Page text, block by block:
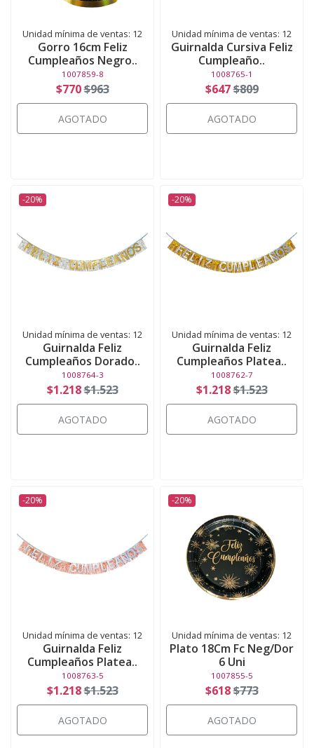
Unidad mínima de ventas: 12
Gorro 16cm Feliz
Cumpleaños Negro..
1007859-8
$770$963
AGOTADO
Unidad mínima de ventas: 12
Guirnalda Cursiva Feliz
Cumpleaño..
1008765-1
$647$809
AGOTADO
-20%
Unidad mínima de ventas: 12
Guirnalda Feliz
Cumpleaños Dorado..
1008764-3
$1.218$1.523
AGOTADO
-20%
Unidad mínima de ventas: 12
Guirnalda Feliz
Cumpleaños Platea..
1008762-7
$1.218$1.523
AGOTADO
-20%
Unidad mínima de ventas: 12
Guirnalda Feliz
Cumpleaños Platea..
1008763-5
$1.218$1.523
AGOTADO
-20%
Unidad mínima de ventas: 12
Plato 18Cm Fc Neg/Dor
6 Uni
1007855-5
$618$773
AGOTADO